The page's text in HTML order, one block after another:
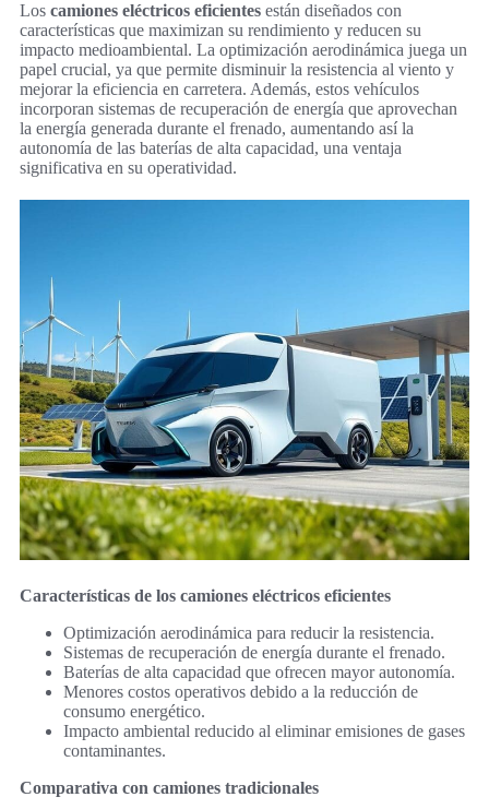
Los camiones eléctricos eficientes están diseñados con
características que maximizan su rendimiento y reducen su
impacto medioambiental. La optimización aerodinámica juega un
papel crucial, ya que permite disminuir la resistencia al viento y
mejorar la eficiencia en carretera. Además, estos vehículos
incorporan sistemas de recuperación de energía que aprovechan
la energía generada durante el frenado, aumentando así la
autonomía de las baterías de alta capacidad, una ventaja
significativa en su operatividad.
Características de los camiones eléctricos eficientes
Optimización aerodinámica para reducir la resistencia.
Sistemas de recuperación de energía durante el frenado.
Baterías de alta capacidad que ofrecen mayor autonomía.
Menores costos operativos debido a la reducción de
consumo energético.
Impacto ambiental reducido al eliminar emisiones de gases
contaminantes.
Comparativa con camiones tradicionales